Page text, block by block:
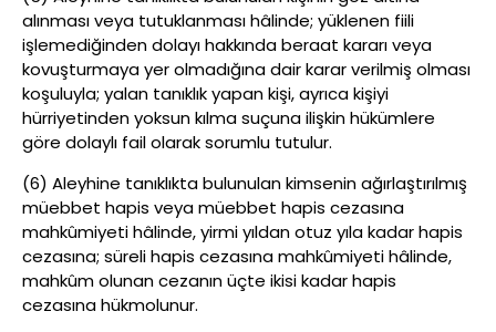
alınması veya tutuklanması hâlinde; yüklenen fiili
işlemediğinden dolayı hakkında beraat kararı veya
kovuşturmaya yer olmadığına dair karar verilmiş olması
koşuluyla; yalan tanıklık yapan kişi, ayrıca kişiyi
hürriyetinden yoksun kılma suçuna ilişkin hükümlere
göre dolaylı fail olarak sorumlu tutulur.
(6) Aleyhine tanıklıkta bulunulan kimsenin ağırlaştırılmış
müebbet hapis veya müebbet hapis cezasına
mahkûmiyeti hâlinde, yirmi yıldan otuz yıla kadar hapis
cezasına; süreli hapis cezasına mahkûmiyeti hâlinde,
mahkûm olunan cezanın üçte ikisi kadar hapis
cezasına hükmolunur.